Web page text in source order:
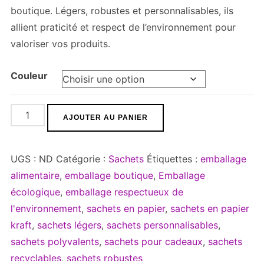
boutique. Légers, robustes et personnalisables, ils
allient praticité et respect de l’environnement pour
valoriser vos produits.
Couleur
quantité
de
papier
-
Lot
de
250
unités
AJOUTER AU PANIER
UGS : ND Catégorie : Sachets Étiquettes : emballage
alimentaire, emballage boutique, Emballage
écologique, emballage respectueux de
l'environnement, sachets en papier, sachets en papier
kraft, sachets légers, sachets personnalisables,
sachets polyvalents, sachets pour cadeaux, sachets
recyclables, sachets robustes